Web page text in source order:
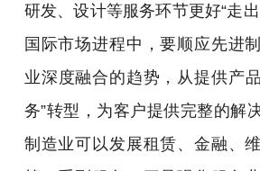
研发、设计等服务环节更好“走
国际市场进程中，要顺应先进
业深度融合的趋势，从提供产
务”转型，为客户提供完整的解
制造业可以发展租赁、金融、